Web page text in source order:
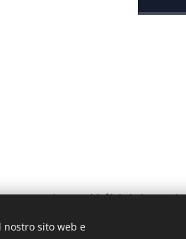
Grecia. Tutti i diritti riservati.
nostro sito web e